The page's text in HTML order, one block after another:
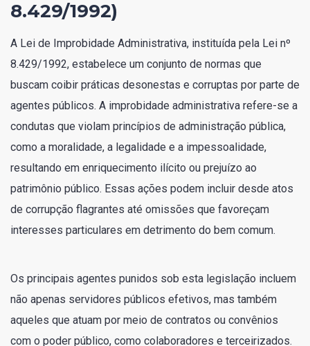
8.429/1992)
A Lei de Improbidade Administrativa, instituída pela Lei nº
8.429/1992, estabelece um conjunto de normas que
buscam coibir práticas desonestas e corruptas por parte de
agentes públicos. A improbidade administrativa refere-se a
condutas que violam princípios de administração pública,
como a moralidade, a legalidade e a impessoalidade,
resultando em enriquecimento ilícito ou prejuízo ao
patrimônio público. Essas ações podem incluir desde atos
de corrupção flagrantes até omissões que favoreçam
interesses particulares em detrimento do bem comum.
Os principais agentes punidos sob esta legislação incluem
não apenas servidores públicos efetivos, mas também
aqueles que atuam por meio de contratos ou convênios
com o poder público, como colaboradores e terceirizados.